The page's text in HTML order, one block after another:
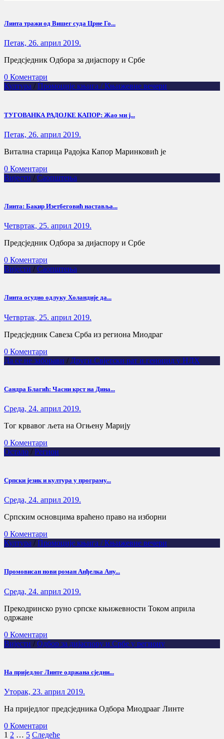
Линта тражи од Вишег суда Црне Го...
Петак, 26. април 2019.
Предсједник Одбора за дијаспору и Србе
0 Коментари
Култура / Промоције књига / Књижевне вечери
ТУГОВАНКА РАДОЈКЕ КАПОР: Жао ми ј...
Петак, 26. април 2019.
Витална старица Радојка Капор Маринковић је
0 Коментари
Вијести / Саопштења
Линта: Бакир Изетбеговић наставља...
Четвртак, 25. април 2019.
Предсједник Одбора за дијаспору и Србе
0 Коментари
Вијести / Саопштења
Линта осудио одлуку Холандије да...
Четвртак, 25. април 2019.
Предсједник Савеза Срба из региона Миодраг
0 Коментари
Да се не заборави / Други Свјетски рат и геноцид у НДХ
Сандра Благић: Часни крст на Дина...
Cреда, 24. април 2019.
Tог крвавог љета на Огњену Марију
0 Коментари
Остало / Регион
Српски језик и култура у програму...
Cреда, 24. април 2019.
Српским основцима враћено право на изборни
0 Коментари
Култура / Промоције књига / Књижевне вечери
Промовисан нови роман Анђелка Ану...
Cреда, 24. април 2019.
Прекодринско руно српске књижевности Током априла
одржане
0 Коментари
Вијести / Одбор за дијаспору и Србе у региону
На приједлог Линте одржана сједни...
Уторак, 23. април 2019.
На приједлог предсједника Одбора Миодрааг Линте
0 Коментари
1 2 … 5 Следеће